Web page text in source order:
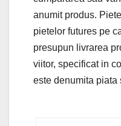
anumit produs.
pietelor futures pe
presupun livrarea
viitor, specificat in
este denumita piata